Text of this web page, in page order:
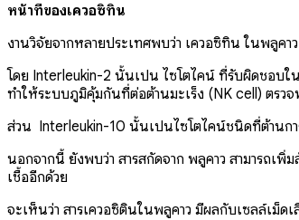
หน้าที่ของเควอซิทิน
งานวิจัยจากหลายประเทศพบว่า เควอซิทิน ในพลูค
โดย Interleukin-2 นั้นเป็น ไซโตไคน์ ที่รับผิดชอบใ
ทำให้ระบบภูมิคุ้มกันที่ต่อต้านมะเร็ง (NK cell) ตรว
ส่วน Interleukin-10 นั้นเป็นไซโตไคน์ชนิดที่ต้านกา
นอกจากนี้ ยังพบว่า สารสกัดจาก พลูคาว สามารถเ
เชื้ออีกด้วย
จะเห็นว่า สารเควอซิตินในพลูคาว มีผลกับเซลล์เม็